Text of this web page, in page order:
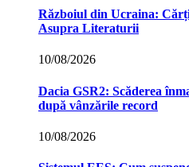
Războiul din Ucraina:
Asupra Literaturii
10/08/2026
Dacia GSR2: Scăderea
după vânzările record
10/08/2026